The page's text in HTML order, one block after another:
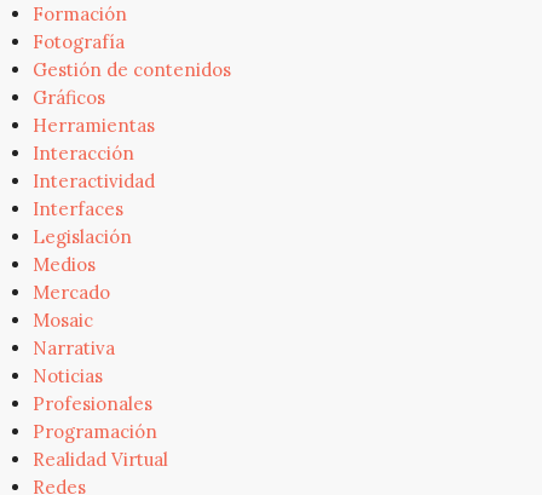
Formación
Fotografía
Gestión de contenidos
Gráficos
Herramientas
Interacción
Interactividad
Interfaces
Legislación
Medios
Mercado
Mosaic
Narrativa
Noticias
Profesionales
Programación
Realidad Virtual
Redes